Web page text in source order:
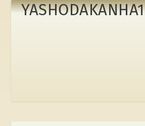
YASHODAKANHA1